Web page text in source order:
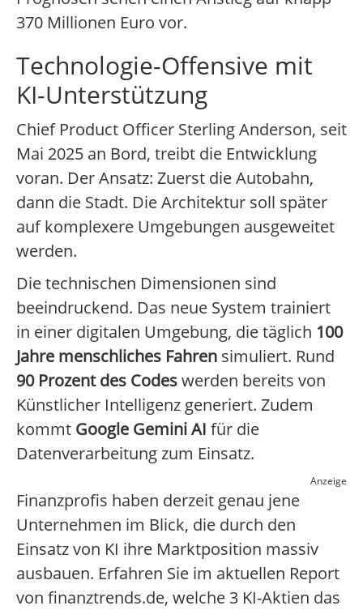
370 Millionen Euro vor.
Technologie-Offensive mit
KI-Unterstützung
Chief Product Officer Sterling Anderson, seit
Mai 2025 an Bord, treibt die Entwicklung
voran. Der Ansatz: Zuerst die Autobahn,
dann die Stadt. Die Architektur soll später
auf komplexere Umgebungen ausgeweitet
werden.
Die technischen Dimensionen sind
beeindruckend. Das neue System trainiert
in einer digitalen Umgebung, die täglich 100
Jahre menschliches Fahren simuliert. Rund
90 Prozent des Codeswerden bereits von
Künstlicher Intelligenz generiert. Zudem
kommt Google Gemini AI für die
Datenverarbeitung zum Einsatz.
Anzeige
Finanzprofis haben derzeit genau jene
Unternehmen im Blick, die durch den
Einsatz von KI ihre Marktposition massiv
ausbauen. Erfahren Sie im aktuellen Report
von finanztrends.de, welche 3 KI-Aktien das